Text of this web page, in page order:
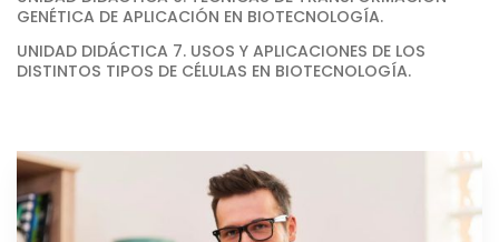
GENÉTICA DE APLICACIÓN EN BIOTECNOLOGÍA.
UNIDAD DIDÁCTICA 7. USOS Y APLICACIONES DE LOS
DISTINTOS TIPOS DE CÉLULAS EN BIOTECNOLOGÍA.